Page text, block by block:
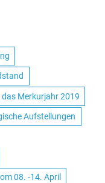
Merkurjahr 2019
Aufstellungen
08. -14. April